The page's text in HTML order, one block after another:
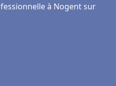
à Nogent sur